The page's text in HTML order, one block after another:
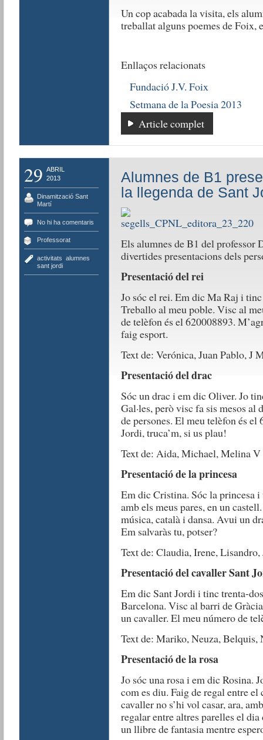
Un cop acabada la visita, els
treballat alguns poemes de Foix,
Enllaços relacionats
Fundació J.V. Foix
Setmana de la Poesia 2013
Article complet
29 ABRIL
2013
Dinamització Sant
Martí
No hi ha comentaris
Professorat
activitats alumnes
sant jordi
Alumnes de B1
la llegenda de Sant
Els alumnes de B1 del professor
divertides presentacions dels
Presentació del rei
Jo sóc el rei. Em dic Ma Raj i
Treballo al meu poble. Visc al
de telèfon és el 620008893.
faig esport.
Text de: Verónica, Juan Pablo, J
Presentació del drac
Sóc un drac i em dic Oliver. Jo
Gal·les, però visc fa sis mesos
de persones. El meu telèfon és
Jordi, truca’m, si us plau!
Text de: Aida, Michael, Melina
Presentació de la princesa
Em dic Cristina. Sóc la princesa
amb els meus pares, en un
música, català i dansa. Avui un
Em salvaràs tu, potser?
Text de: Claudia, Irene,
Presentació del cavaller Sant
Em dic Sant Jordi i tinc trenta-
Barcelona. Visc al barri de
un cavaller. El meu número de
Text de: Mariko, Neuza, Belquis,
Presentació de la rosa
Jo sóc una rosa i em dic Rosina.
com es diu. Faig de regal entre
cavaller no s’hi vol casar, ara,
regalar entre altres parelles el
un llibre de fantasia mentre